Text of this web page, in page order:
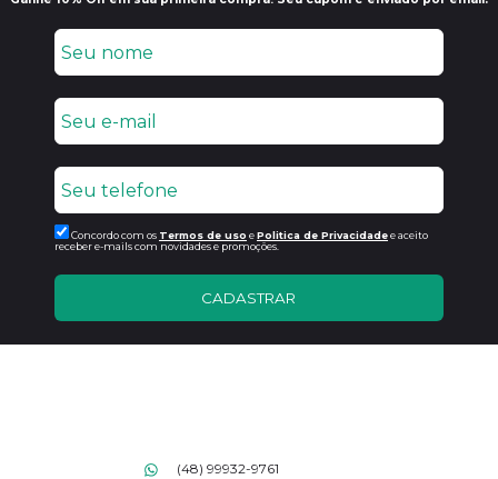
Concordo com os Termos de uso ePolitica de Privacidadee aceito
receber e-mails com novidades e promoções.
CADASTRAR
(48) 99932-9761